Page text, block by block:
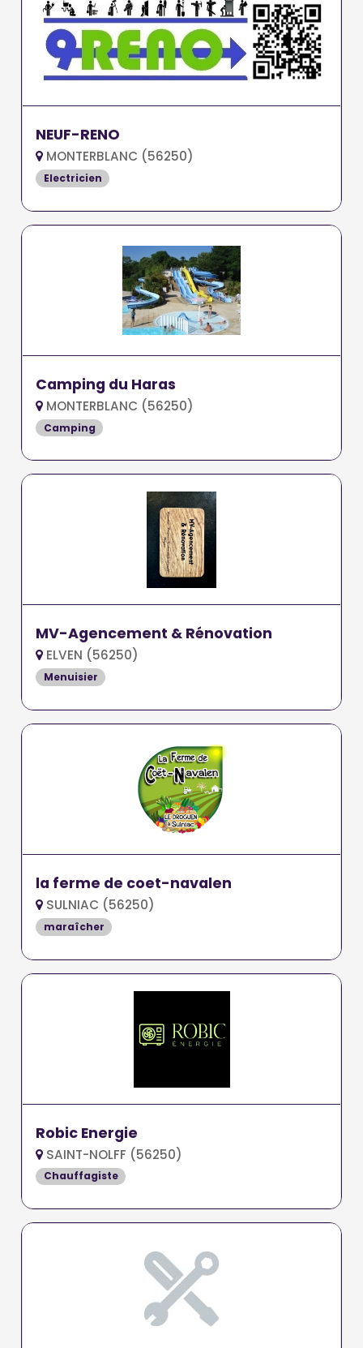
NEUF-RENO
MONTERBLANC (56250)
Electricien
Camping du Haras
MONTERBLANC (56250)
Camping
MV-Agencement & Rénovation
ELVEN (56250)
Menuisier
la ferme de coet-navalen
SULNIAC (56250)
maraîcher
Robic Energie
SAINT-NOLFF (56250)
Chauffagiste